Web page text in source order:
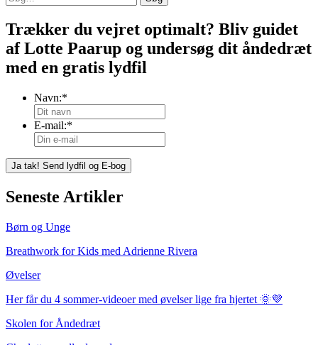
Trækker du vejret optimalt? Bliv guidet
af Lotte Paarup og undersøg dit åndedræt
med en gratis lydfil
Navn:*
E-mail:*
Seneste Artikler
Børn og Unge
Breathwork for Kids med Adrienne Rivera
Øvelser
Her får du 4 sommer-videoer med øvelser lige fra hjertet 🌞💜
Skolen for Åndedræt